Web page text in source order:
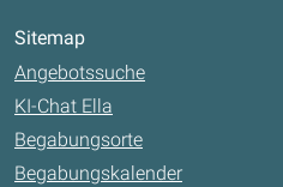
Sitemap
Angebotssuche
KI-Chat Ella
Begabungsorte
Begabungskalender